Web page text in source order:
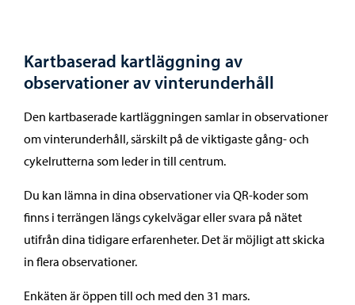
Kartbaserad kartläggning av
observationer av vinterunderhåll
Den kartbaserade kartläggningen samlar in observationer
om vinterunderhåll, särskilt på de viktigaste gång- och
cykelrutterna som leder in till centrum.
Du kan lämna in dina observationer via QR-koder som
finns i terrängen längs cykelvägar eller svara på nätet
utifrån dina tidigare erfarenheter. Det är möjligt att skicka
in flera observationer.
Enkäten är öppen till och med den 31 mars.